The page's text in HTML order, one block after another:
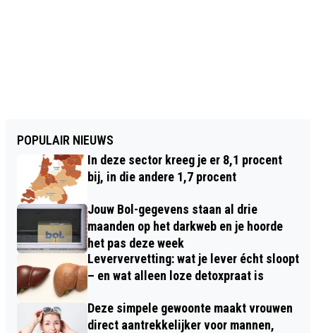
POPULAIR NIEUWS
In deze sector kreeg je er 8,1 procent
bij, in die andere 1,7 procent
Jouw Bol-gegevens staan al drie
maanden op het darkweb en je hoorde
het pas deze week
Leververvetting: wat je lever écht sloopt
– en wat alleen loze detoxpraat is
Deze simpele gewoonte maakt vrouwen
direct aantrekkelijker voor mannen,